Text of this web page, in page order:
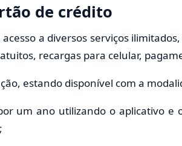
de crédito
a diversos serviços
recargas para celular,
estando disponível com a
um ano utilizando o aplicativo e